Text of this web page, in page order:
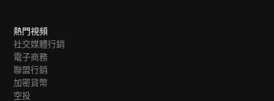
熱門視頻
社交媒體行銷
電子商務
聯盟行銷
加密貨幣
空投